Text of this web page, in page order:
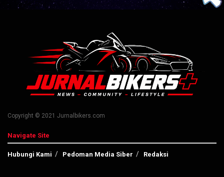
Copyright © 2021 Jurnalbikers.com
Navigate Site
Hubungi Kami Pedoman Media Siber Redaksi